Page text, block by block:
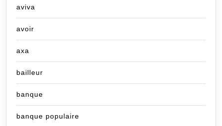
aviva
avoir
axa
bailleur
banque
banque populaire